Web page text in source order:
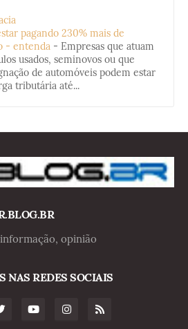
pagando 230% mais de
- entenda - Empresas que atuam
usados, seminovos ou que
de automóveis podem estar
tributária até...
opinião
NAS REDES SOCIAIS